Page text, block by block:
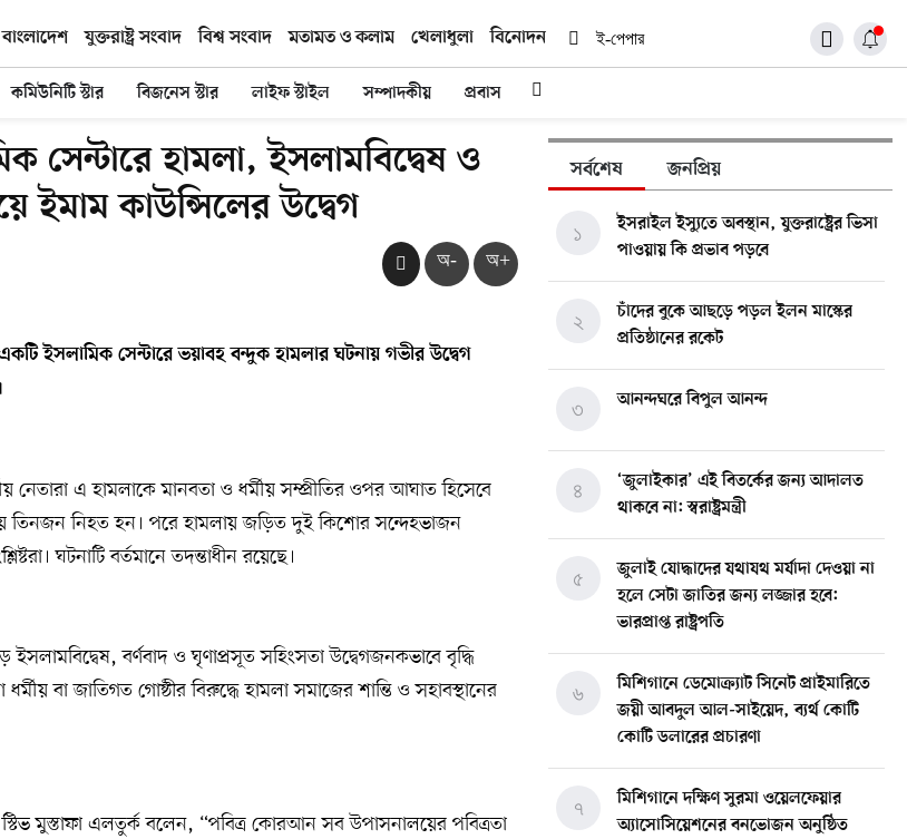
বাংলাদেশ যুক্তরাষ্ট্র সংবাদ বিশ্ব সংবাদ মতামত ও কলাম খেলাধুলা বিনোদন ই-পেপার
কমিউনিটি স্টার বিজনেস স্টার লাইফ স্টাইল সম্পাদকীয় প্রবাস
সেন্টারে হামলা, ইসলামবিদ্বেষ ও
ইমাম কাউন্সিলের উদ্বেগ
অ- অ+
ইসলামিক সেন্টারে ভয়াবহ বন্দুক হামলার ঘটনায় গভীর উদ্বেগ
নেতারা এ হামলাকে মানবতা ও ধর্মীয় সম্প্রীতির ওপর আঘাত হিসেবে
তিনজন নিহত হন। পরে হামলায় জড়িত দুই কিশোর সন্দেহভাজন
ঘটনাটি বর্তমানে তদন্তাধীন রয়েছে।
বর্ণবাদ ও ঘৃণাপ্রসূত সহিংসতা উদ্বেগজনকভাবে বৃদ্ধি
বা জাতিগত গোষ্ঠীর বিরুদ্ধে হামলা সমাজের শান্তি ও সহাবস্থানের
মুস্তাফা এলতুর্ক বলেন, “পবিত্র কোরআন সব উপাসনালয়ের পবিত্রতা
সর্বশেষ জনপ্রিয়
ইসরাইল ইস্যুতে অবস্থান, যুক্তরাষ্ট্রের ভিসা
পাওয়ায় কি প্রভাব পড়বে
১
চাঁদের বুকে আছড়ে পড়ল ইলন মাস্কের
প্রতিষ্ঠানের রকেট
২
আনন্দঘরে বিপুল আনন্দ
৩
‘জুলাইকার’ এই বিতর্কের জন্য আদালত
থাকবে না: স্বরাষ্ট্রমন্ত্রী
৪
জুলাই যোদ্ধাদের যথাযথ মর্যাদা দেওয়া না
হলে সেটা জাতির জন্য লজ্জার হবে:
ভারপ্রাপ্ত রাষ্ট্রপতি
৫
মিশিগানে ডেমোক্র্যাট সিনেট প্রাইমারিতে
জয়ী আবদুল আল-সাইয়েদ, ব্যর্থ কোটি
কোটি ডলারের প্রচারণা
৬
মিশিগানে দক্ষিণ সুরমা ওয়েলফেয়ার
অ্যাসোসিয়েশনের বনভোজন অনুষ্ঠিত
৭